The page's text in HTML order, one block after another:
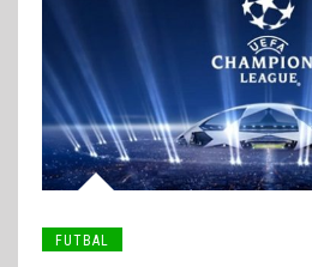
FUTBAL